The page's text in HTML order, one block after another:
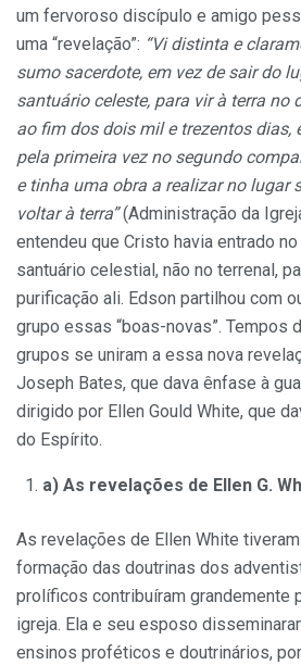
um fervoroso discípulo e amigo
uma “revelação”: “Vi distinta e
sumo sacerdote, em vez de sair do
santuário celeste, para vir à terra no
ao fim dos dois mil e trezentos dias,
pela primeira vez no segundo
e tinha uma obra a realizar no lugar
voltar à terra”(Administração da
entendeu que Cristo havia entrado
santuário celestial, não no terrenal,
purificação ali. Edson partilhou com
grupo essas “boas-novas”. Tempos
grupos se uniram a essa nova
Joseph Bates, que dava ênfase à
dirigido por Ellen Gould White, que
do Espírito.
a) As revelações de Ellen G.
As revelações de Ellen White
formação das doutrinas dos
prolíficos contribuíram grandemente
igreja. Ela e seu esposo
ensinos proféticos e doutrinários,